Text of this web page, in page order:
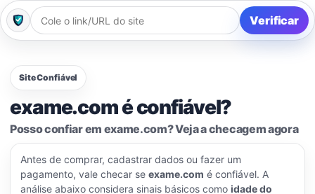
Verificar
Site Confiável
exame.com é confiável?
Posso confiar em exame.com? Veja a checagem agora
Antes de comprar, cadastrar dados ou fazer um
pagamento, vale checar se exame.com é confiável. A
análise abaixo considera sinais básicos como idade do